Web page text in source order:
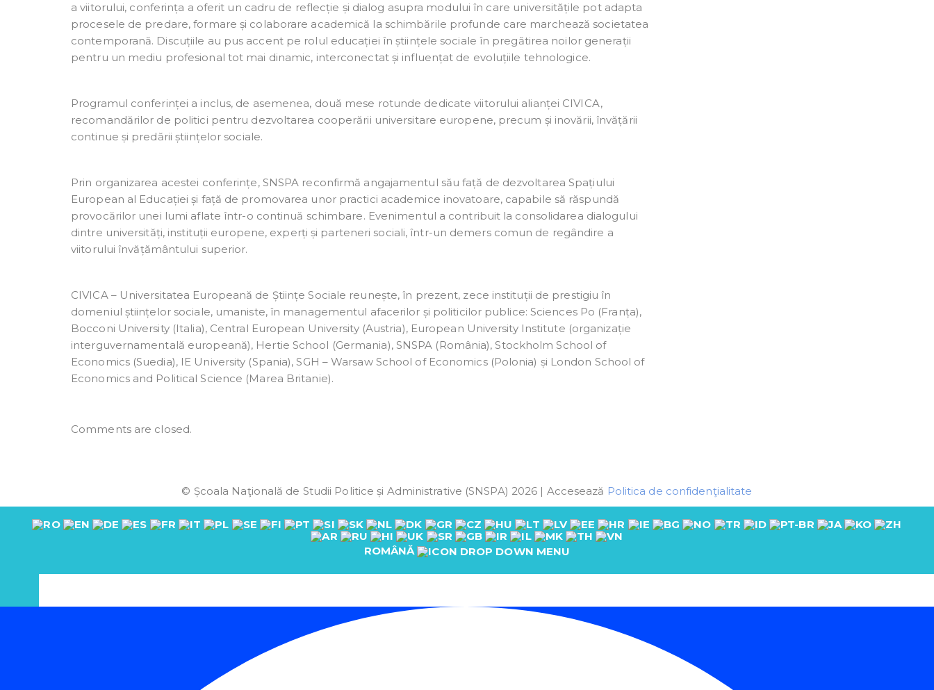
a viitorului, conferința a oferit un cadru de reflecție și dialog asupra modului în care universitățile pot adapta
procesele de predare, formare și colaborare academică la schimbările profunde care marchează societatea
contemporană. Discuțiile au pus accent pe rolul educației în științele sociale în pregătirea noilor generații
pentru un mediu profesional tot mai dinamic, interconectat și influențat de evoluțiile tehnologice.
Programul conferinței a inclus, de asemenea, două mese rotunde dedicate viitorului alianței CIVICA,
recomandărilor de politici pentru dezvoltarea cooperării universitare europene, precum și inovării, învățării
continue și predării științelor sociale.
Prin organizarea acestei conferințe, SNSPA reconfirmă angajamentul său față de dezvoltarea Spațiului
European al Educației și față de promovarea unor practici academice inovatoare, capabile să răspundă
provocărilor unei lumi aflate într-o continuă schimbare. Evenimentul a contribuit la consolidarea dialogului
dintre universități, instituții europene, experți și parteneri sociali, într-un demers comun de regândire a
viitorului învățământului superior.
CIVICA – Universitatea Europeană de Științe Sociale reunește, în prezent, zece instituții de prestigiu în
domeniul științelor sociale, umaniste, în managementul afacerilor și politicilor publice: Sciences Po (Franța),
Bocconi University (Italia), Central European University (Austria), European University Institute (organizație
interguvernamentală europeană), Hertie School (Germania), SNSPA (România), Stockholm School of
Economics (Suedia), IE University (Spania), SGH – Warsaw School of Economics (Polonia) și London School of
Economics and Political Science (Marea Britanie).
Comments are closed.
© Școala Naţională de Studii Politice și Administrative (SNSPA) 2026 | Accesează Politica de confidenţialitate
ROMÂNĂ